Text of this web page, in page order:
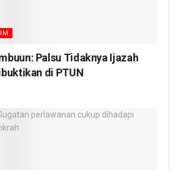
Palsu Tidaknya Ijazah
di PTUN